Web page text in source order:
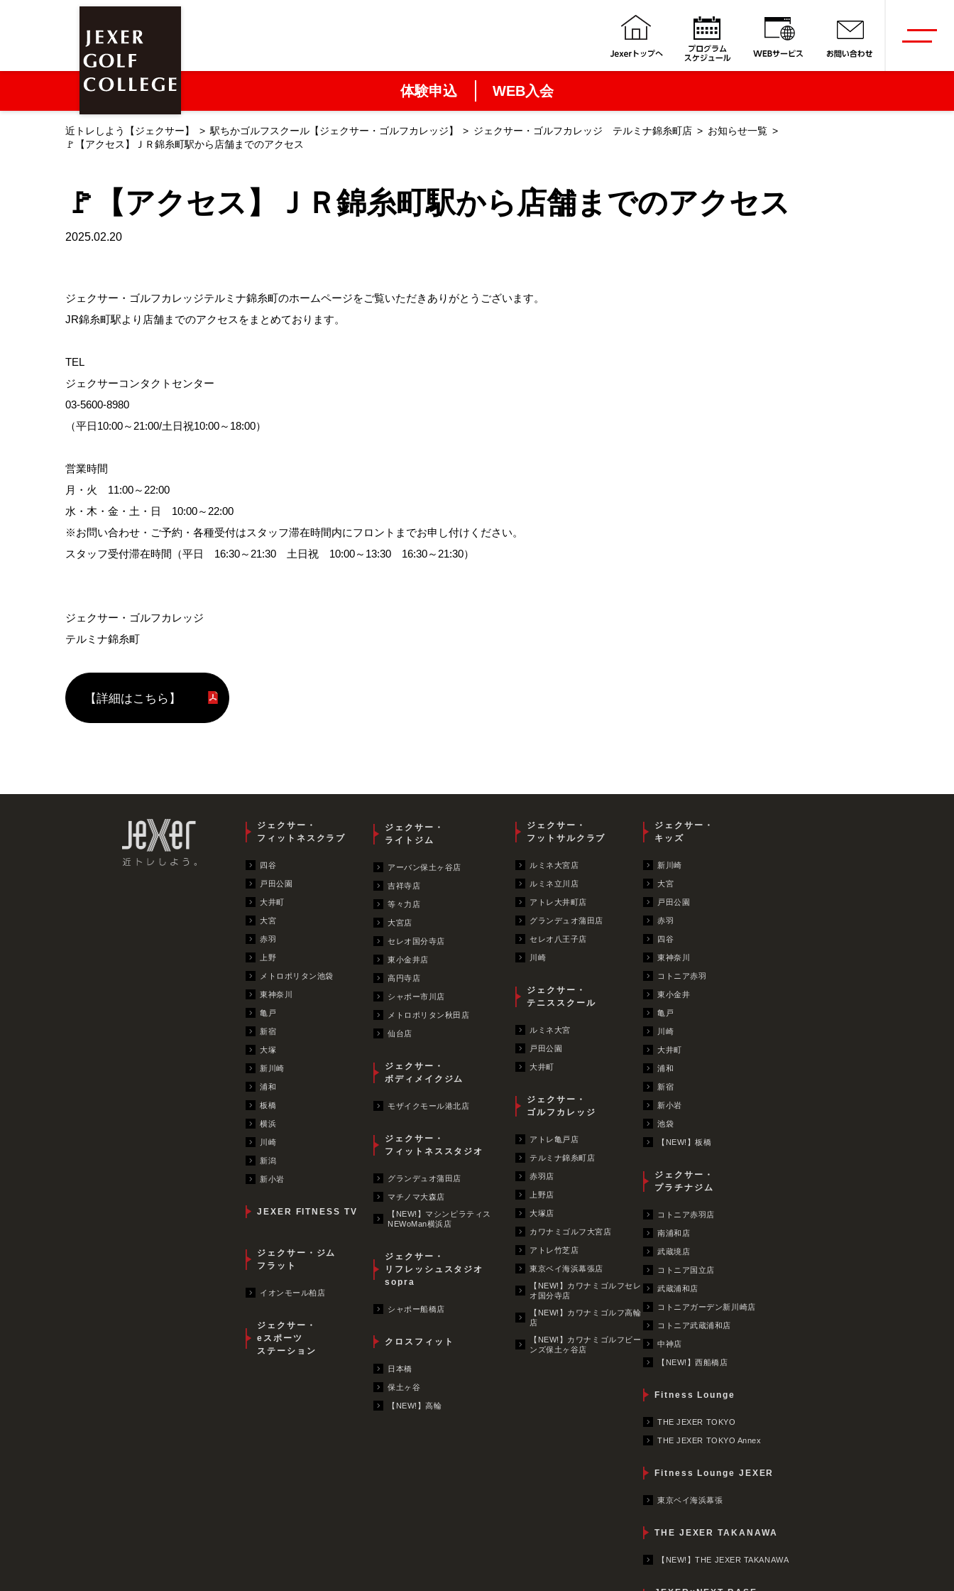
体験申込 WEB入会
近トレしよう【ジェクサー】 駅ちかゴルフスクール【ジェクサー・ゴルフカレッジ】 ジェクサー・ゴルフカレッジ テルミナ錦糸町店
お知らせ一覧
🚩【アクセス】ＪＲ錦糸町駅から店舗までのアクセス
🚩【アクセス】ＪＲ錦糸町駅から店舗までのアクセス
2025.02.20
ジェクサー・ゴルフカレッジテルミナ錦糸町のホームページをご覧いただきありがとうございます。
JR錦糸町駅より店舗までのアクセスをまとめております。
TEL
ジェクサーコンタクトセンター
03-5600-8980
（平日10:00～21:00/土日祝10:00～18:00）
営業時間
月・火 11:00～22:00
水・木・金・土・日 10:00～22:00
※お問い合わせ・ご予約・各種受付はスタッフ滞在時間内にフロントまでお申し付けください。
スタッフ受付滞在時間（平日 16:30～21:30 土日祝 10:00～13:30 16:30～21:30）
ジェクサー・ゴルフカレッジ
テルミナ錦糸町
【詳細はこちら】
ジェクサー・
フィットネスクラブ
四谷
戸田公園
大井町
大宮
赤羽
上野
メトロポリタン池袋
東神奈川
亀戸
新宿
大塚
新川崎
浦和
板橋
横浜
川崎
新潟
新小岩
JEXER FITNESS TV
ジェクサー・ジム
フラット
イオンモール柏店
ジェクサー・
eスポーツ
ステーション
ジェクサー・
ライトジム
アーバン保土ヶ谷店
吉祥寺店
等々力店
大宮店
セレオ国分寺店
東小金井店
高円寺店
シャポー市川店
メトロポリタン秋田店
仙台店
ジェクサー・
ボディメイクジム
モザイクモール港北店
ジェクサー・
フィットネススタジオ
グランデュオ蒲田店
マチノマ大森店
【NEW!】マシンピラティス
NEWoMan横浜店
ジェクサー・
リフレッシュスタジオ
sopra
シャポー船橋店
クロスフィット
日本橋
保土ヶ谷
【NEW!】高輪
ジェクサー・
フットサルクラブ
ルミネ大宮店
ルミネ立川店
アトレ大井町店
グランデュオ蒲田店
セレオ八王子店
川崎
ジェクサー・
テニススクール
ルミネ大宮
戸田公園
大井町
ジェクサー・
ゴルフカレッジ
アトレ亀戸店
テルミナ錦糸町店
赤羽店
上野店
大塚店
カワナミゴルフ大宮店
アトレ竹芝店
東京ベイ海浜幕張店
【NEW!】カワナミゴルフセレ
オ国分寺店
【NEW!】カワナミゴルフ高輪
店
【NEW!】カワナミゴルフビー
ンズ保土ヶ谷店
ジェクサー・
キッズ
新川崎
大宮
戸田公園
赤羽
四谷
東神奈川
コトニア赤羽
東小金井
亀戸
川崎
大井町
浦和
新宿
新小岩
池袋
【NEW!】板橋
ジェクサー・
プラチナジム
コトニア赤羽店
南浦和店
武蔵境店
コトニア国立店
武蔵浦和店
コトニアガーデン新川崎店
コトニア武蔵浦和店
中神店
【NEW!】西船橋店
Fitness Lounge
THE JEXER TOKYO
THE JEXER TOKYO Annex
Fitness Lounge JEXER
東京ベイ海浜幕張
THE JEXER TAKANAWA
【NEW!】THE JEXER TAKANAWA